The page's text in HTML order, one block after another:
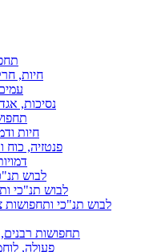
חיות,
נסיכות,
חיות
פנטזיה, כוח
לבוש
לבוש תנ"כי
לבוש תנ"כי ותחפושות
תחפושות רבנים,
פעולה,